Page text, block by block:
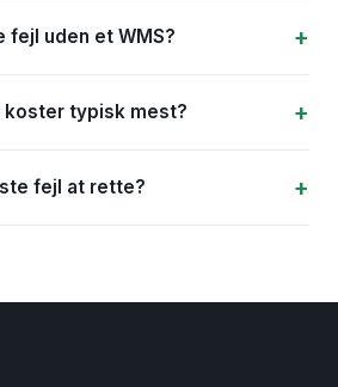
fejl uden et WMS?
koster typisk mest?
fejl at rette?